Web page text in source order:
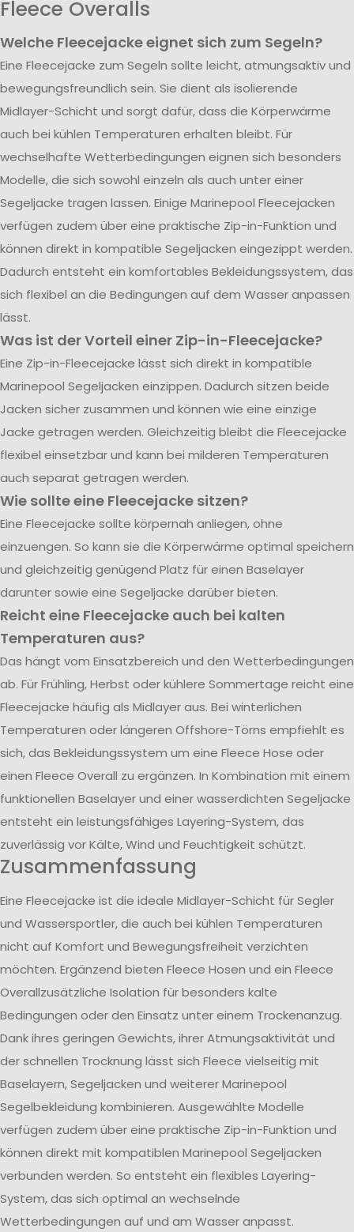
Fleece Overalls
Welche Fleecejacke eignet sich zum Segeln?
Eine Fleecejacke zum Segeln sollte leicht, atmungsaktiv und
bewegungsfreundlich sein. Sie dient als isolierende
Midlayer-Schicht und sorgt dafür, dass die Körperwärme
auch bei kühlen Temperaturen erhalten bleibt. Für
wechselhafte Wetterbedingungen eignen sich besonders
Modelle, die sich sowohl einzeln als auch unter einer
Segeljacke tragen lassen. Einige Marinepool Fleecejacken
verfügen zudem über eine praktische Zip-in-Funktion und
können direkt in kompatible Segeljacken eingezippt werden.
Dadurch entsteht ein komfortables Bekleidungssystem, das
sich flexibel an die Bedingungen auf dem Wasser anpassen
lässt.
Was ist der Vorteil einer Zip-in-Fleecejacke?
Eine Zip-in-Fleecejacke lässt sich direkt in kompatible
Marinepool Segeljacken einzippen. Dadurch sitzen beide
Jacken sicher zusammen und können wie eine einzige
Jacke getragen werden. Gleichzeitig bleibt die Fleecejacke
flexibel einsetzbar und kann bei milderen Temperaturen
auch separat getragen werden.
Wie sollte eine Fleecejacke sitzen?
Eine Fleecejacke sollte körpernah anliegen, ohne
einzuengen. So kann sie die Körperwärme optimal speichern
und gleichzeitig genügend Platz für einen Baselayer
darunter sowie eine Segeljacke darüber bieten.
Reicht eine Fleecejacke auch bei kalten
Temperaturen aus?
Das hängt vom Einsatzbereich und den Wetterbedingungen
ab. Für Frühling, Herbst oder kühlere Sommertage reicht eine
Fleecejacke häufig als Midlayer aus. Bei winterlichen
Temperaturen oder längeren Offshore-Törns empfiehlt es
sich, das Bekleidungssystem um eine Fleece Hose oder
einen Fleece Overall zu ergänzen. In Kombination mit einem
funktionellen Baselayer und einer wasserdichten Segeljacke
entsteht ein leistungsfähiges Layering-System, das
zuverlässig vor Kälte, Wind und Feuchtigkeit schützt.
Zusammenfassung
Eine Fleecejacke ist die ideale Midlayer-Schicht für Segler
und Wassersportler, die auch bei kühlen Temperaturen
nicht auf Komfort und Bewegungsfreiheit verzichten
möchten. Ergänzend bieten Fleece Hosen und ein Fleece
Overallzusätzliche Isolation für besonders kalte
Bedingungen oder den Einsatz unter einem Trockenanzug.
Dank ihres geringen Gewichts, ihrer Atmungsaktivität und
der schnellen Trocknung lässt sich Fleece vielseitig mit
Baselayern, Segeljacken und weiterer Marinepool
Segelbekleidung kombinieren. Ausgewählte Modelle
verfügen zudem über eine praktische Zip-in-Funktion und
können direkt mit kompatiblen Marinepool Segeljacken
verbunden werden. So entsteht ein flexibles Layering-
System, das sich optimal an wechselnde
Wetterbedingungen auf und am Wasser anpasst.